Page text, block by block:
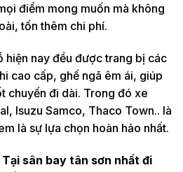
điểm mong muốn mà không
tốn thêm chi phí.
nay đều được trang bị các
cao cấp, ghế ngã êm ái, giúp
chuyến đi dài. Trong đó xe
Isuzu Samco, Thaco Town.. là
là sự lựa chọn hoàn hảo nhất.
sân bay tân sơn nhất đi